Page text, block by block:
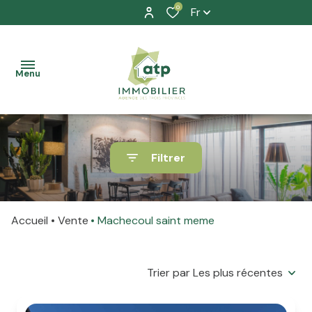
0 Fr
Menu
accueil
nos
biens
à la
location
La
Filtrer
Accueil Vente Machecoul saint meme
Trier par Les plus récentes